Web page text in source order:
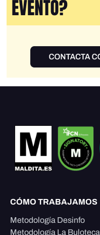
CÓMO TRABAJAMOS
Metodología Desinfo
Metodología La Buloteca